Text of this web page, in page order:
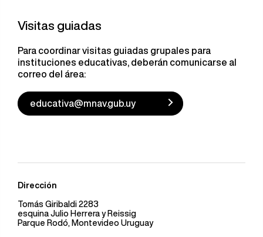
Visitas guiadas
Para coordinar visitas guiadas grupales para
instituciones educativas, deberán comunicarse al
correo del área:
educativa@mnav.gub.uy
Dirección
Tomás Giribaldi 2283
esquina Julio Herrera y Reissig
Parque Rodó, Montevideo Uruguay